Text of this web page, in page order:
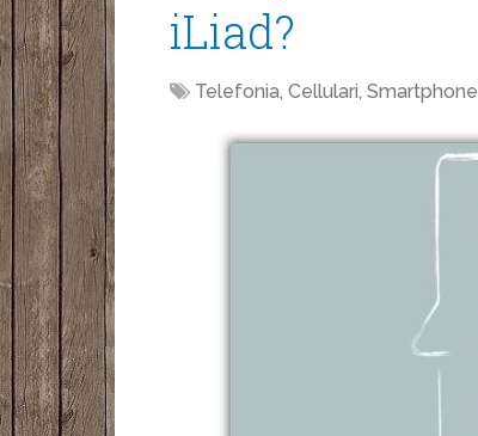
iLiad?
Telefonia, Cellulari, Smartphone